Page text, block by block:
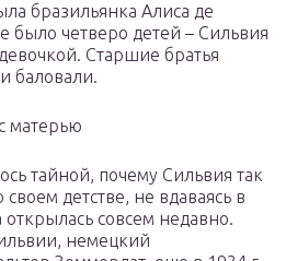
бразильянка Алиса де
было четверо детей – Сильвия
Старшие братья
баловали.
матерью
тайной, почему Сильвия так
детстве, не вдаваясь в
совсем недавно.
немецкий